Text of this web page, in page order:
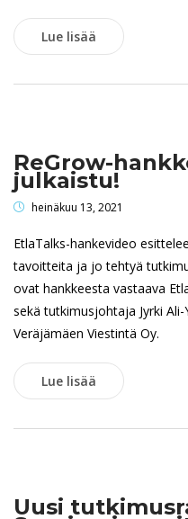
Lue lisää
ReGrow-
julkaistu!
heinäkuu 13, 2021
EtlaTalks-hankevideo
tavoitteita ja jo tehtyä
ovat hankkeesta vastaava
sekä tutkimusjohtaja Jyrki
Veräjämäen Viestintä Oy.
Lue lisää
Uusi